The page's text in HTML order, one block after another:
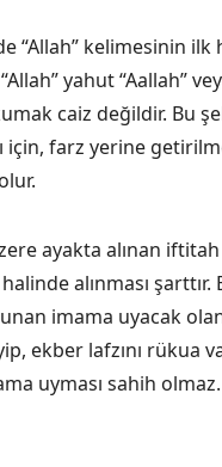
“Allah” kelimesinin ilk
yahut “Aallah”
caiz değildir. Bu
için, farz yerine
ayakta alınan
alınması şarttır.
imama uyacak
ekber lafzını rükua
uyması sahih olmaz.